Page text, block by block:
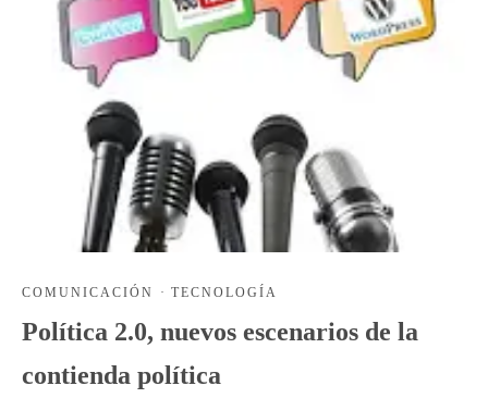
COMUNICACIÓN · TECNOLOGÍA
Política 2.0, nuevos escenarios de la
contienda política